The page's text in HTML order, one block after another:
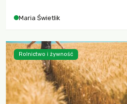
Maria Świetlik
Rolnictwo i żywność